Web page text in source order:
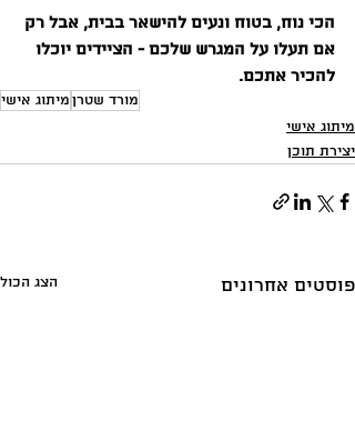
הכי נוח, בטוח ונעים להישאר בבית, אבל רק
אם תעלו על המגרש שלכם - הציידים יוכלו
להכיר אתכם.
מורד שטרןמיתוג אישי
מיתוג אישי
יצירת תוכן
פוסטים אחרונים הצג הכול